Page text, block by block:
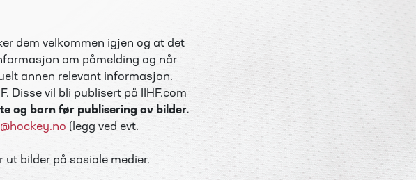
dem velkommen igjen og at det
om påmelding og når
annen relevant informasjon.
Disse vil bli publisert på IIHF.com
og barn før publisering av bilder.
(legg ved evt.
ut bilder på sosiale medier.